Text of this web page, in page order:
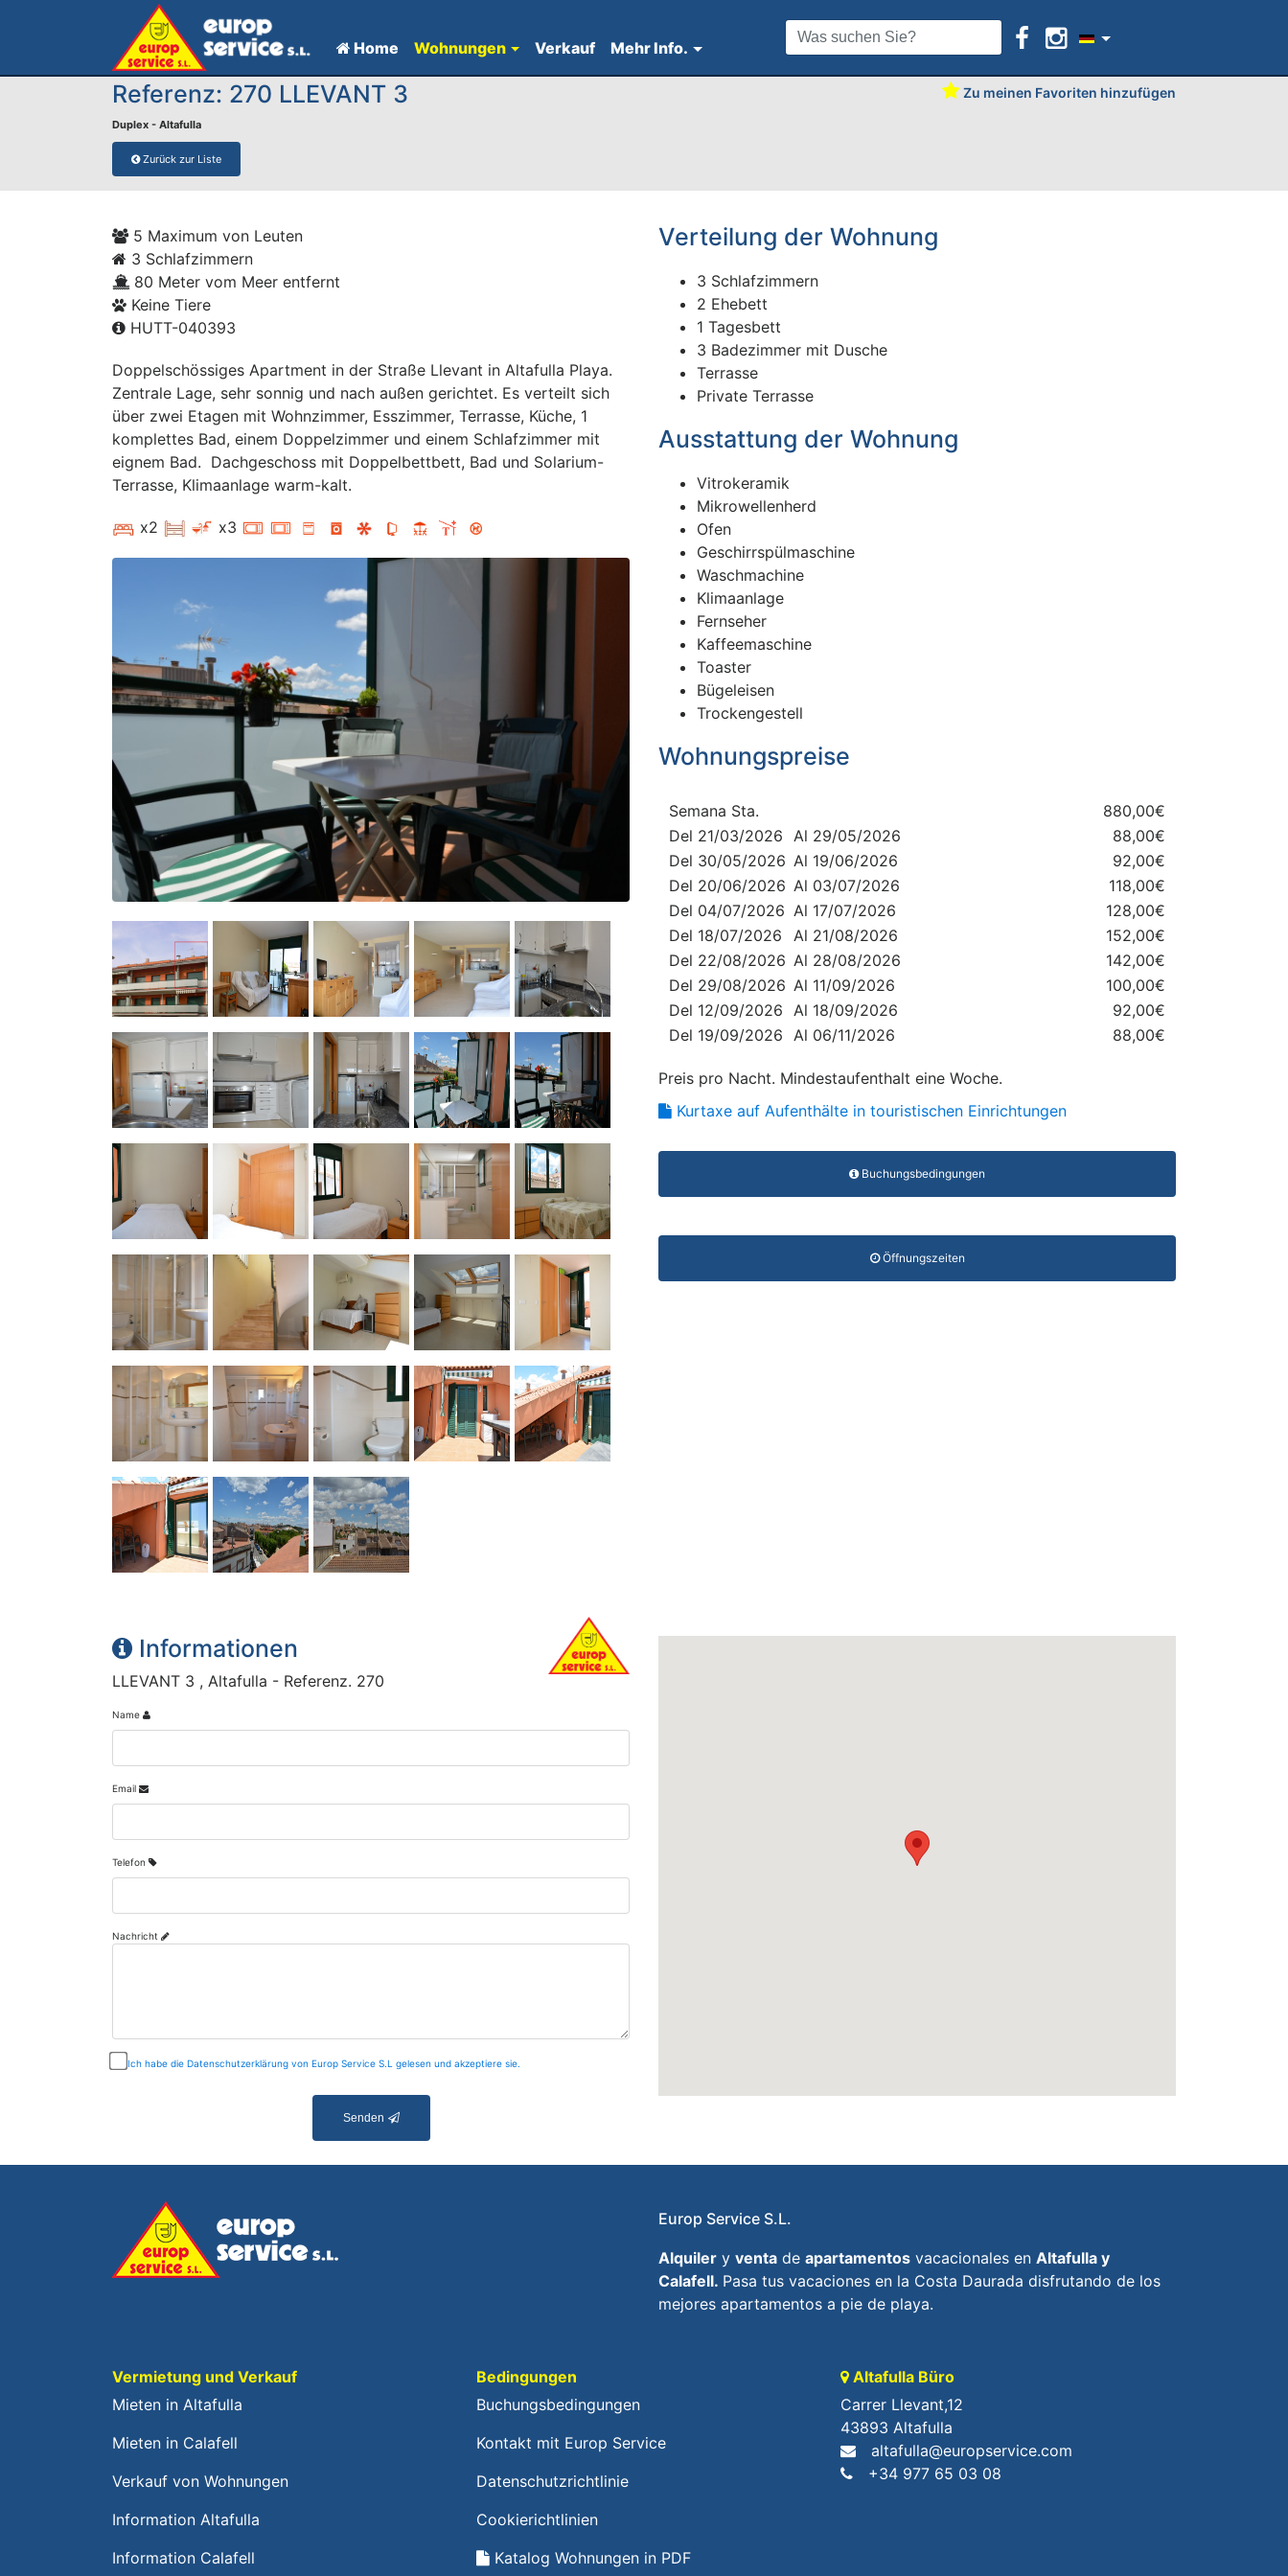
Home Wohnungen Verkauf Mehr Info.
Referenz: 270 LLEVANT 3
Duplex - Altafulla
Zurück zur Liste
Zu meinen Favoriten hinzufügen
5 Maximum von Leuten
3 Schlafzimmern
80 Meter vom Meer entfernt
Keine Tiere
HUTT-040393
Doppelschössiges Apartment in der Straße Llevant in Altafulla Playa.
Zentrale Lage, sehr sonnig und nach außen gerichtet. Es verteilt sich
über zwei Etagen mit Wohnzimmer, Esszimmer, Terrasse, Küche, 1
komplettes Bad, einem Doppelzimmer und einem Schlafzimmer mit
eignem Bad. Dachgeschoss mit Doppelbettbett, Bad und Solarium-
Terrasse, Klimaanlage warm-kalt.
x2 x3
Verteilung der Wohnung
3 Schlafzimmern
2 Ehebett
1 Tagesbett
3 Badezimmer mit Dusche
Terrasse
Private Terrasse
Ausstattung der Wohnung
Vitrokeramik
Mikrowellenherd
Ofen
Geschirrspülmaschine
Waschmachine
Klimaanlage
Fernseher
Kaffeemaschine
Toaster
Bügeleisen
Trockengestell
Wohnungspreise
Semana Sta.
880,00€
Del 21/03/2026 Al 29/05/2026
88,00€
Del 30/05/2026 Al 19/06/2026
92,00€
Del 20/06/2026 Al 03/07/2026
118,00€
Del 04/07/2026 Al 17/07/2026
128,00€
Del 18/07/2026
Al 21/08/2026
152,00€
Del 22/08/2026 Al 28/08/2026
142,00€
Del 29/08/2026 Al 11/09/2026
100,00€
Del 12/09/2026 Al 18/09/2026
92,00€
Del 19/09/2026 Al 06/11/2026 88,00€
Preis pro Nacht. Mindestaufenthalt eine Woche.
Kurtaxe auf Aufenthälte in touristischen Einrichtungen
Buchungsbedingungen
Öffnungszeiten
Informationen
LLEVANT 3 , Altafulla - Referenz. 270
Name
Email
Telefon
Nachricht
Ich habe die Datenschutzerklärung von Europ Service S.L gelesen und akzeptiere sie.
Senden
Europ Service S.L.
Alquiler y venta de apartamentos vacacionales en Altafulla y
Calafell. Pasa tus vacaciones en la Costa Daurada disfrutando de los
mejores apartamentos a pie de playa.
Vermietung und Verkauf
Mieten in Altafulla
Mieten in Calafell
Verkauf von Wohnungen
Information Altafulla
Information Calafell
Bedingungen
Buchungsbedingungen
Kontakt mit Europ Service
Datenschutzrichtlinie
Cookierichtlinien
Katalog Wohnungen in PDF
Altafulla Büro
Carrer Llevant,12
43893 Altafulla
altafulla@europservice.com
+34 977 65 03 08